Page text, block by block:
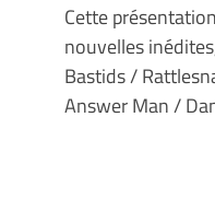
Cette
nouvelles
Bastids /
Answer Man /